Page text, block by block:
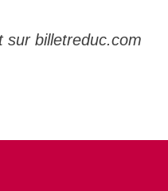
sur billetreduc.com